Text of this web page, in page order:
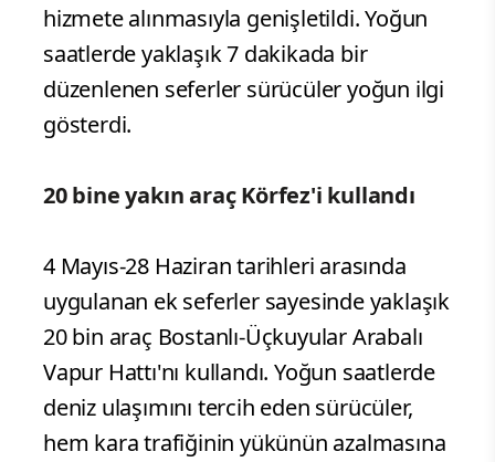
hizmete alınmasıyla genişletildi. Yoğun
saatlerde yaklaşık 7 dakikada bir
düzenlenen seferler sürücüler yoğun ilgi
gösterdi.
20 bine yakın araç Körfez'i kullandı
4 Mayıs-28 Haziran tarihleri arasında
uygulanan ek seferler sayesinde yaklaşık
20 bin araç Bostanlı-Üçkuyular Arabalı
Vapur Hattı'nı kullandı. Yoğun saatlerde
deniz ulaşımını tercih eden sürücüler,
hem kara trafiğinin yükünün azalmasına